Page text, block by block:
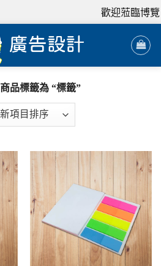
歡迎蒞臨博覽
商品標籤為 “標籤”